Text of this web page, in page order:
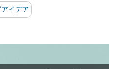
イデア